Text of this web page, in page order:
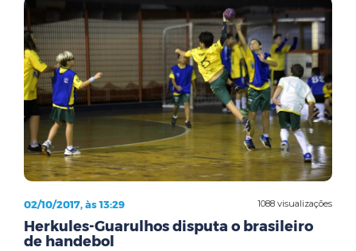
1088 visualizações
02/10/2017, às 13:29
Herkules-Guarulhos disputa o brasileiro
de handebol